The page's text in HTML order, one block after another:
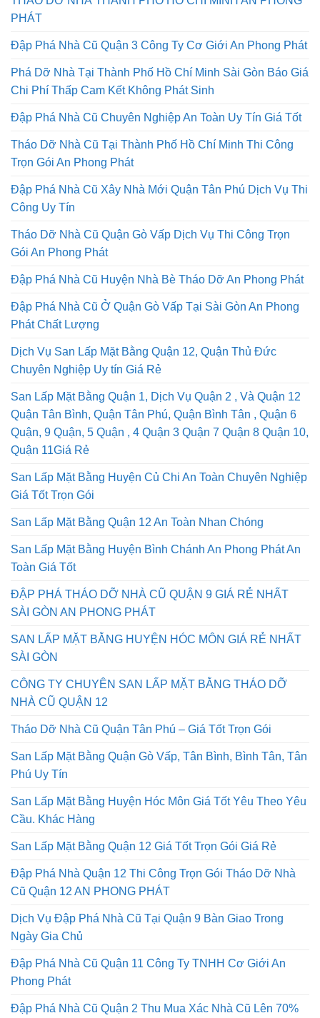
PHÁT
Đập Phá Nhà Cũ Quận 3 Công Ty Cơ Giới An Phong Phát
Phá Dỡ Nhà Tại Thành Phố Hồ Chí Minh Sài Gòn Báo Giá
Chi Phí Thấp Cam Kết Không Phát Sinh
Đập Phá Nhà Cũ Chuyên Nghiệp An Toàn Uy Tín Giá Tốt
Tháo Dỡ Nhà Cũ Tại Thành Phố Hồ Chí Minh Thi Công
Trọn Gói An Phong Phát
Đập Phá Nhà Cũ Xây Nhà Mới Quận Tân Phú Dịch Vụ Thi
Công Uy Tín
Tháo Dỡ Nhà Cũ Quận Gò Vấp Dịch Vụ Thi Công Trọn
Gói An Phong Phát
Đập Phá Nhà Cũ Huyện Nhà Bè Tháo Dỡ An Phong Phát
Đập Phá Nhà Cũ Ở Quận Gò Vấp Tại Sài Gòn An Phong
Phát Chất Lượng
Dịch Vụ San Lấp Mặt Bằng Quận 12, Quận Thủ Đức
Chuyên Nghiệp Uy tín Giá Rẻ
San Lấp Mặt Bằng Quận 1, Dịch Vụ Quận 2 , Và Quận 12
Quận Tân Bình, Quận Tân Phú, Quận Bình Tân , Quận 6
Quận, 9 Quận, 5 Quận , 4 Quận 3 Quận 7 Quận 8 Quận 10,
Quận 11Giá Rẻ
San Lấp Mặt Bằng Huyện Củ Chi An Toàn Chuyên Nghiệp
Giá Tốt Trọn Gói
San Lấp Mặt Bằng Quận 12 An Toàn Nhan Chóng
San Lấp Mặt Bằng Huyện Bình Chánh An Phong Phát An
Toàn Giá Tốt
ĐẬP PHÁ THÁO DỠ NHÀ CŨ QUẬN 9 GIÁ RẺ NHẤT
SÀI GÒN AN PHONG PHÁT
SAN LẤP MẶT BẰNG HUYỆN HÓC MÔN GIÁ RẺ NHẤT
SÀI GÒN
CÔNG TY CHUYÊN SAN LẤP MẶT BẰNG THÁO DỠ
NHÀ CŨ QUẬN 12
Tháo Dỡ Nhà Cũ Quận Tân Phú – Giá Tốt Trọn Gói
San Lấp Mặt Bằng Quận Gò Vấp, Tân Bình, Bình Tân, Tân
Phú Uy Tín
San Lấp Mặt Bằng Huyện Hóc Môn Giá Tốt Yêu Theo Yêu
Cầu. Khác Hàng
San Lấp Mặt Bằng Quận 12 Giá Tốt Trọn Gói Giá Rẻ
Đập Phá Nhà Quận 12 Thi Công Trọn Gói Tháo Dỡ Nhà
Cũ Quận 12 AN PHONG PHÁT
Dịch Vụ Đập Phá Nhà Cũ Tại Quận 9 Bàn Giao Trong
Ngày Gia Chủ
Đập Phá Nhà Cũ Quận 11 Công Ty TNHH Cơ Giới An
Phong Phát
Đập Phá Nhà Cũ Quận 2 Thu Mua Xác Nhà Cũ Lên 70%